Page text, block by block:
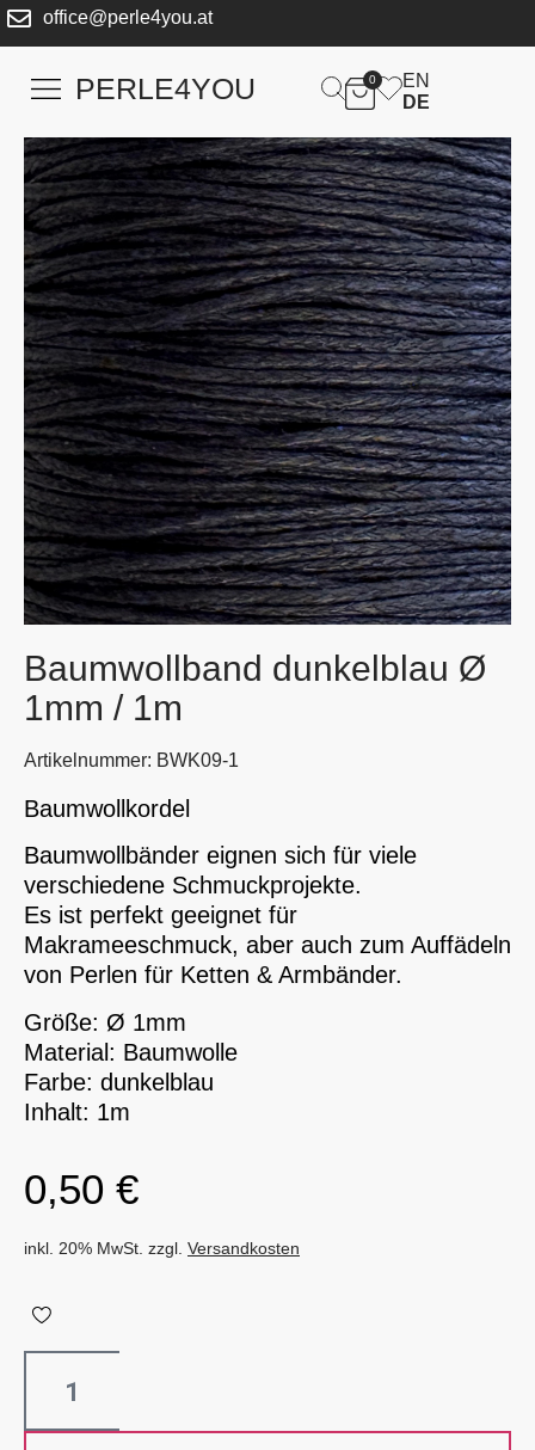
office@perle4you.at
PERLE4YOU 0
EN
DE
Baumwollband dunkelblau Ø
1mm / 1m
Artikelnummer: BWK09-1
Baumwollkordel
Baumwollbänder eignen sich für viele
verschiedene Schmuckprojekte.
Es ist perfekt geeignet für
Makrameeschmuck, aber auch zum Auffädeln
von Perlen für Ketten & Armbänder.
Größe: Ø 1mm
Material: Baumwolle
Farbe: dunkelblau
Inhalt: 1m
0,50 €
inkl. 20% MwSt. zzgl. Versandkosten